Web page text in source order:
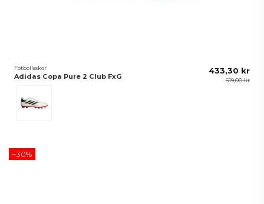
Fotbollsskor
Adidas Copa Pure 2 Club FxG
433,30 kr
619,00 kr
−30%